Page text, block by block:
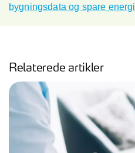
bygningsdata og spare energi
Relaterede artikler